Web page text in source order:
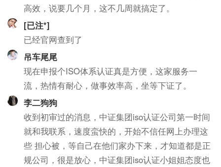
高效，说要几个月，这不几周就搞定了。
[已注*]
已经官网查到了
吊车尾尾
现在申报个ISO体系认证真是方便，这家服务一
流，热情有耐心，做事效率高，坐等下证了。
李二狗狗
收到初审过的消息，中证集团iso认证公司第一时间
就和我联系，速度蛮快的，开始不信任网上办理这
些 担心被，等自己在他们家办下来，才知道都是正
规公司，很是放心，中证集团iso认证小姐姐态度也